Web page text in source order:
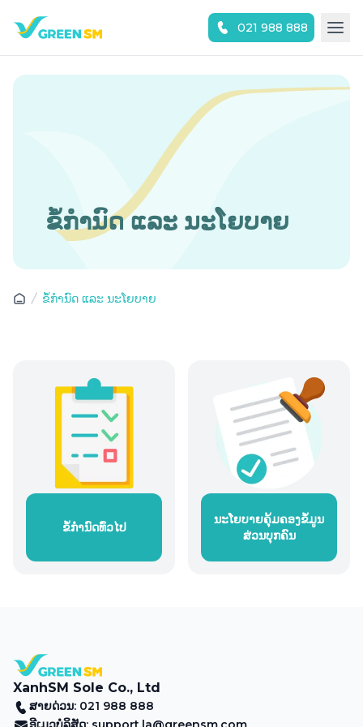
021 988 888
ຂໍ້ກຳນົດ ແລະ ນະໂຍບາຍ
ຂໍ້ກຳນົດ ແລະ ນະໂຍບາຍ
ຂໍ້ກຳນົດທົ່ວໄປ
ນະໂຍບາຍຄຸ້ມຄອງຂໍ້ມູນ
ສ່ວນບຸກຄົນ
XanhSM Sole Co., Ltd
ສາຍດ່ວນ: 021 988 888